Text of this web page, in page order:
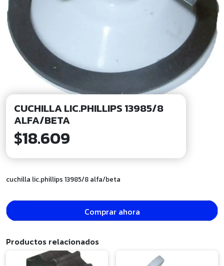
CUCHILLA LIC.PHILLIPS 13985/8
ALFA/BETA
$18.609
cuchilla lic.phillips 13985/8 alfa/beta
Comprar ahora
Productos relacionados